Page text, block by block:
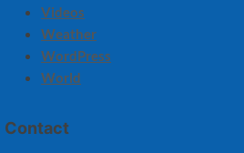
Videos
Weather
WordPress
World
Contact